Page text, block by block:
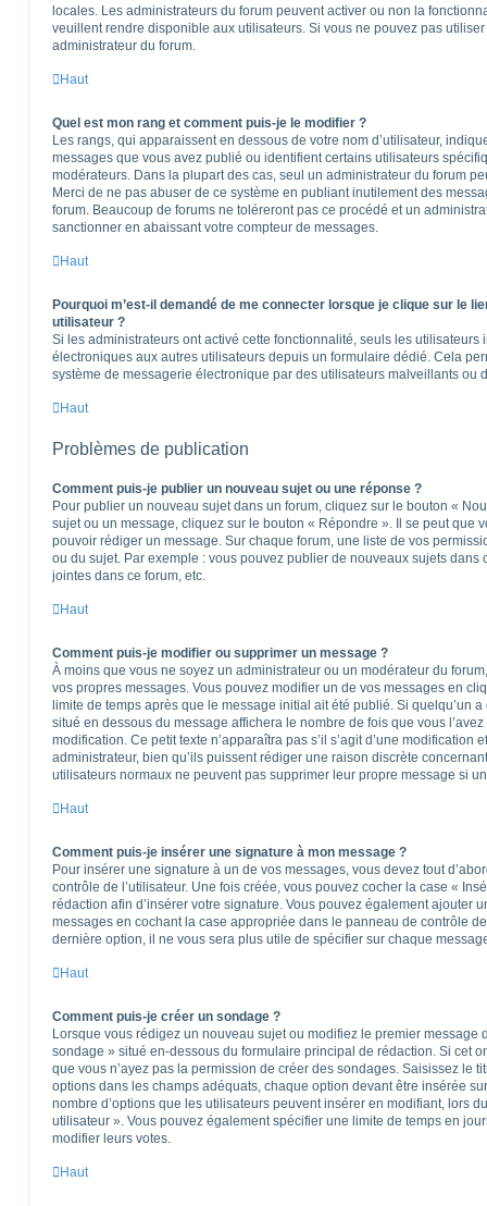
locales. Les administrateurs du forum peuvent activer ou non la
veuillent rendre disponible aux utilisateurs. Si vous ne pouvez pas
administrateur du forum.
Haut
Quel est mon rang et comment puis-je le modifier ?
Les rangs, qui apparaissent en dessous de votre nom d’utilisateur,
messages que vous avez publié ou identifient certains utilisateurs
modérateurs. Dans la plupart des cas, seul un administrateur du forum
Merci de ne pas abuser de ce système en publiant inutilement des
forum. Beaucoup de forums ne toléreront pas ce procédé et un
sanctionner en abaissant votre compteur de messages.
Haut
Pourquoi m’est-il demandé de me connecter lorsque je clique sur le
utilisateur ?
Si les administrateurs ont activé cette fonctionnalité, seuls les
électroniques aux autres utilisateurs depuis un formulaire dédié. Cela
système de messagerie électronique par des utilisateurs malveillants ou
Haut
Problèmes de publication
Comment puis-je publier un nouveau sujet ou une réponse ?
Pour publier un nouveau sujet dans un forum, cliquez sur le bouton «
sujet ou un message, cliquez sur le bouton « Répondre ». Il se peut que
pouvoir rédiger un message. Sur chaque forum, une liste de vos
ou du sujet. Par exemple : vous pouvez publier de nouveaux sujets dans
jointes dans ce forum, etc.
Haut
Comment puis-je modifier ou supprimer un message ?
À moins que vous ne soyez un administrateur ou un modérateur du
vos propres messages. Vous pouvez modifier un de vos messages en
limite de temps après que le message initial ait été publié. Si quelqu’un
situé en dessous du message affichera le nombre de fois que vous
modification. Ce petit texte n’apparaîtra pas s’il s’agit d’une modification
administrateur, bien qu’ils puissent rédiger une raison discrète
utilisateurs normaux ne peuvent pas supprimer leur propre message si
Haut
Comment puis-je insérer une signature à mon message ?
Pour insérer une signature à un de vos messages, vous devez tout
contrôle de l’utilisateur. Une fois créée, vous pouvez cocher la case «
rédaction afin d’insérer votre signature. Vous pouvez également ajouter
messages en cochant la case appropriée dans le panneau de contrôle
dernière option, il ne vous sera plus utile de spécifier sur chaque
Haut
Comment puis-je créer un sondage ?
Lorsque vous rédigez un nouveau sujet ou modifiez le premier message
sondage » situé en-dessous du formulaire principal de rédaction. Si cet
que vous n’ayez pas la permission de créer des sondages. Saisissez le
options dans les champs adéquats, chaque option devant être insérée
nombre d’options que les utilisateurs peuvent insérer en modifiant, lors
utilisateur ». Vous pouvez également spécifier une limite de temps en
modifier leurs votes.
Haut